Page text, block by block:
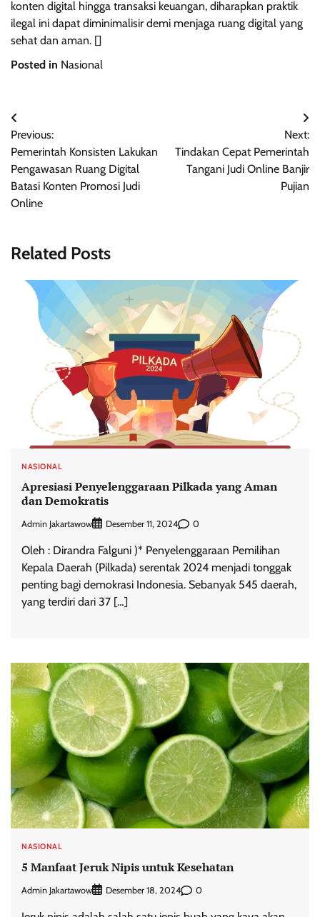
konten digital hingga transaksi keuangan, diharapkan praktik
ilegal ini dapat diminimalisir demi menjaga ruang digital yang
sehat dan aman. []
Posted in Nasional
Navigasi
pos
Previous:
Pemerintah Konsisten Lakukan
Pengawasan Ruang Digital
Batasi Konten Promosi Judi
Online
Next:
Tindakan Cepat Pemerintah
Tangani Judi Online Banjir
Pujian
Related Posts
NASIONAL
Apresiasi Penyelenggaraan Pilkada yang Aman
dan Demokratis
Admin Jakartawow Desember 11, 2024 0
Oleh : Dirandra Falguni )* Penyelenggaraan Pemilihan
Kepala Daerah (Pilkada) serentak 2024 menjadi tonggak
penting bagi demokrasi Indonesia. Sebanyak 545 daerah,
yang terdiri dari 37 […]
NASIONAL
5 Manfaat Jeruk Nipis untuk Kesehatan
Admin Jakartawow Desember 18, 2024 0